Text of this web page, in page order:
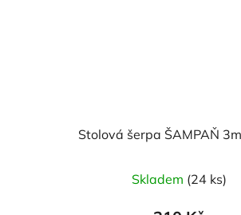
Stolová šerpa ŠAMPAŇ
Skladem (24 ks)